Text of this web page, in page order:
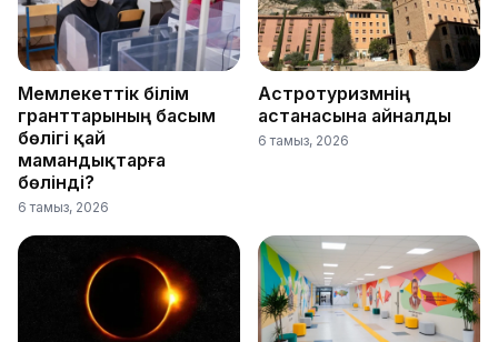
Мемлекеттік білім
гранттарының басым
бөлігі қай
мамандықтарға
бөлінді?
6 тамыз, 2026
Астротуризмнің
астанасына айналды
6 тамыз, 2026